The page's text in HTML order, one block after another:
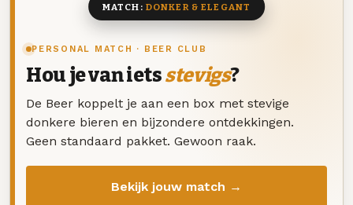
PERSONAL MATCH · BEER CLUB
Hou je van ietsstevigs?
De Beer koppelt je aan een box met stevige
donkere bieren en bijzondere ontdekkingen.
Geen standaard pakket. Gewoon raak.
Bekijk jouw match →
MATCH: DONKER & ELEGANT